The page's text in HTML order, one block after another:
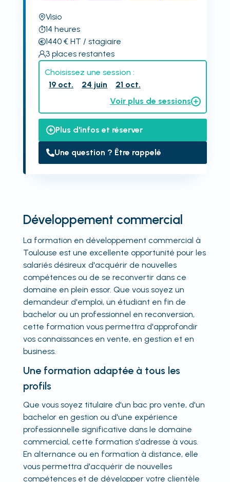
Visio
14 heures
1440€ HT / stagiaire
3 places restantes
Choisissez une session :
19 oct.
24 juin
21 oct.
Voir plus de sessions
Plus d'infos et réserver
Une question ? Être rappelé
Développement commercial
La formation en développement commercial à
Toulouse est une excellente opportunité pour les
salariés désireux d'acquérir de nouvelles
compétences ou de se reconvertir dans ce
domaine en plein essor. Que vous soyez un
demandeur d'emploi, un étudiant en fin de
bachelor ou un professionnel en reconversion,
cette formation vous permettra d'approfondir
vos connaissances en vente, en gestion et en
business.
Une formation adaptée à tous les
profils
Que vous soyez titulaire d'un bac pro vente, d'un
bachelor en gestion ou d'une expérience
professionnelle significative dans le domaine
commercial, cette formation s'adresse à vous.
En alternance ou en formation à distance, elle
vous permettra d'acquérir de nouvelles
compétences et de développer votre clientèle